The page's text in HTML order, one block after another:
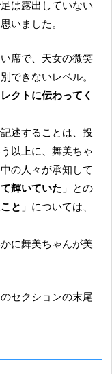
は露出していない
いました。
できないレベル。
クトに伝わってく
述することは、投
以上に、舞美ちゃ
の人々が承知して
輝いていた 」との
と 」については、
に舞美ちゃんが美